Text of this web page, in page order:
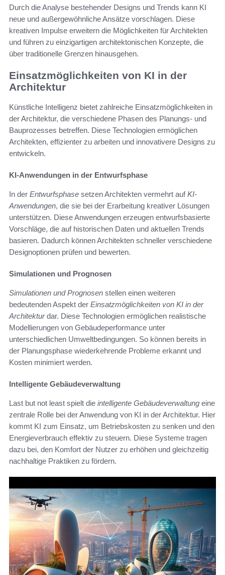
Durch die Analyse bestehender Designs und Trends kann KI
neue und außergewöhnliche Ansätze vorschlagen. Diese
kreativen Impulse erweitern die Möglichkeiten für Architekten
und führen zu einzigartigen architektonischen Konzepte, die
über traditionelle Grenzen hinausgehen.
Einsatzmöglichkeiten von KI in der
Architektur
Künstliche Intelligenz bietet zahlreiche Einsatzmöglichkeiten in
der Architektur, die verschiedene Phasen des Planungs- und
Bauprozesses betreffen. Diese Technologien ermöglichen
Architekten, effizienter zu arbeiten und innovativere Designs zu
entwickeln.
KI-Anwendungen in der Entwurfsphase
In der Entwurfsphase setzen Architekten vermehrt aufKI-
Anwendungen, die sie bei der Erarbeitung kreativer Lösungen
unterstützen. Diese Anwendungen erzeugen entwurfsbasierte
Vorschläge, die auf historischen Daten und aktuellen Trends
basieren. Dadurch können Architekten schneller verschiedene
Designoptionen prüfen und bewerten.
Simulationen und Prognosen
Simulationen und Prognosen stellen einen weiteren
bedeutenden Aspekt der Einsatzmöglichkeiten von KI in der
Architekturdar. Diese Technologien ermöglichen realistische
Modellierungen von Gebäudeperformance unter
unterschiedlichen Umweltbedingungen. So können bereits in
der Planungsphase wiederkehrende Probleme erkannt und
Kosten minimiert werden.
Intelligente Gebäudeverwaltung
Last but not least spielt die intelligente Gebäudeverwaltung eine
zentrale Rolle bei der Anwendung von KI in der Architektur. Hier
kommt KI zum Einsatz, um Betriebskosten zu senken und den
Energieverbrauch effektiv zu steuern. Diese Systeme tragen
dazu bei, den Komfort der Nutzer zu erhöhen und gleichzeitig
nachhaltige Praktiken zu fördern.